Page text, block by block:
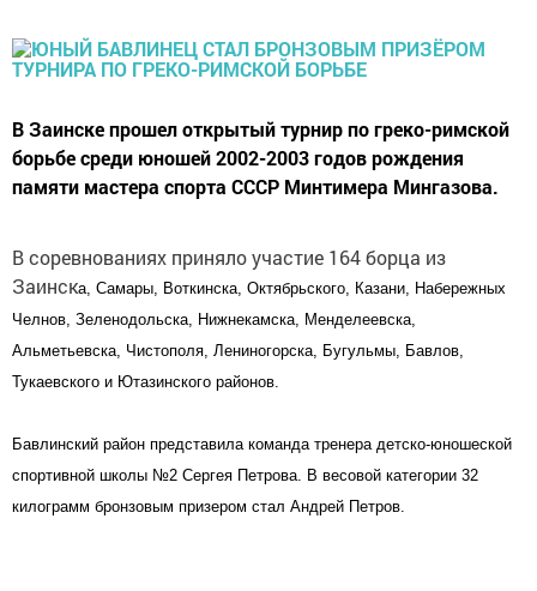
В Заинске прошел открытый турнир по греко-римской
борьбе среди юношей 2002-2003 годов рождения
памяти мастера спорта СССР Минтимера Мингазова.
В соревнованиях приняло участие 164 борца из
Заинска , Самары , Воткинска , Октябрьского, Казани , Набережных
Челнов , Зеленодольска , Нижнекамска , Менделеевска
Альметьевска , Чистополя , Лениногорска , Бугульмы , Бавлов
Тукаевского и Ютазинского районов
Бавлинский район представила команда тренера детско-юношеской
спортивной школы №2 Сергея Петрова. В весовой категории 32
килограмм бронзовым призером стал Андрей Петров.